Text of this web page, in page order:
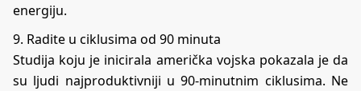
energiju.
9. Radite u ciklusima od 90 minuta
Studija koju je inicirala američka vojska pokazala je da
su ljudi najproduktivniji u 90-minutnim ciklusima. Ne